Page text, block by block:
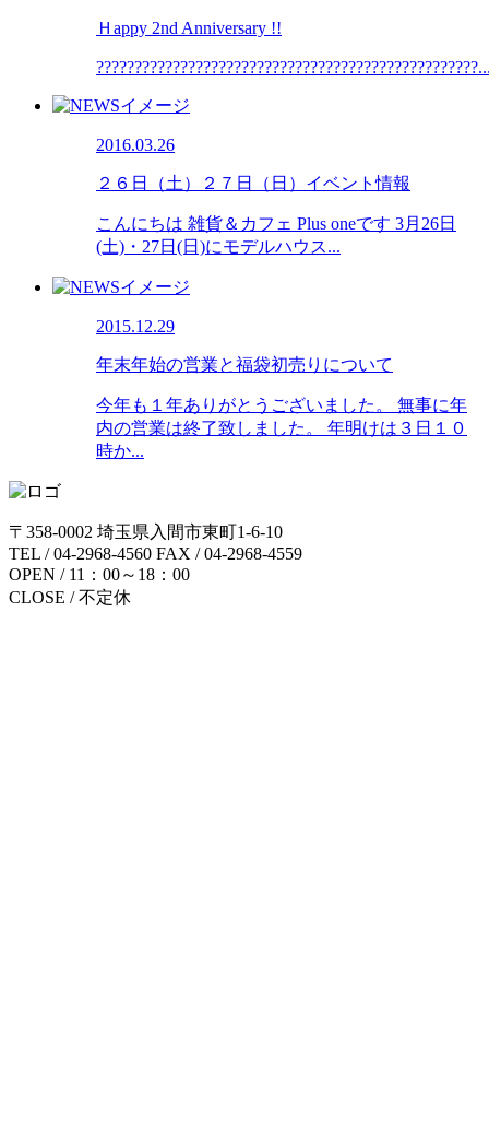
Ｈappy 2nd Anniversary !!
2016.03.26
２６日（土）２７日（日）イベント情報
こんにちは 雑貨＆カフェ Plus oneです 3月26日
(土)・27日(日)にモデルハウス...
2015.12.29
年末年始の営業と福袋初売りについて
今年も１年ありがとうございました。 無事に年
内の営業は終了致しました。 年明けは３日１０
時か...
〒358-0002 埼玉県入間市東町1-6-10
TEL / 04-2968-4560 FAX / 04-2968-4559
OPEN / 11：00～18：00
CLOSE / 不定休